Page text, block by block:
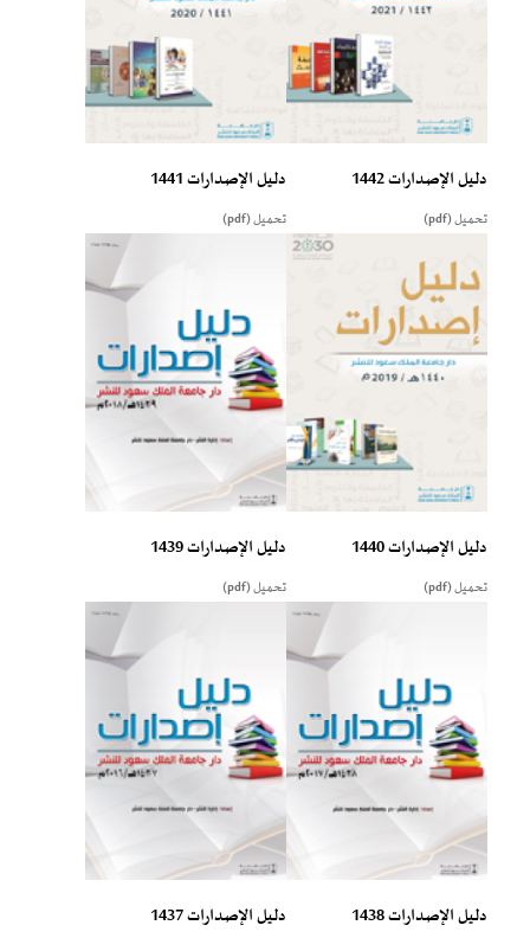
دليل الإصدارات 1442
تحميل (pdf)
دليل الإصدارات 1441
تحميل (pdf)
دليل الإصدارات 1440
تحميل (pdf)
دليل الإصدارات 1439
تحميل (pdf)
دليل الإصدارات 1438 دليل الإصدارات 1437